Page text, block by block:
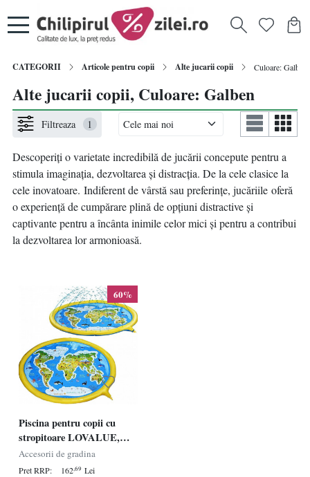
CATEGORII Articole pentru copii Alte jucarii copii Culoare: Galben
Alte jucarii copii, Culoare: Galben
Filtreaza 1
Descoperiți o varietate incredibilă de jucării concepute pentru a
stimula imaginația, dezvoltarea și distracția. De la cele clasice la
cele inovatoare. Indiferent de vârstă sau preferințe, jucăriile oferă
o experiență de cumpărare plină de opțiuni distractive și
captivante pentru a încânta inimile celor mici și pentru a contribui
la dezvoltarea lor armonioasă.
60%
Piscina pentru copii cu
stropitoare LOVALUE,
PVC,
albastru/galben/verde, 170
Accesorii de gradina
Pret RRP: 162,69 Lei